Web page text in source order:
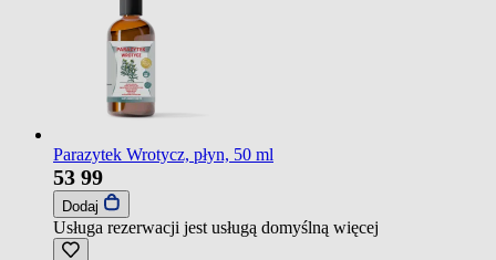
Parazytek Wrotycz, płyn, 50 ml
53 99
Dodaj
Usługa rezerwacji jest usługą domyślną więcej